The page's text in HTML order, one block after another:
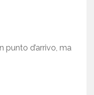
punto d’arrivo, ma